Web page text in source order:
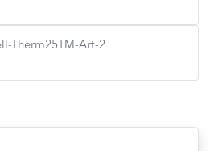
Therm25TM-Art-2